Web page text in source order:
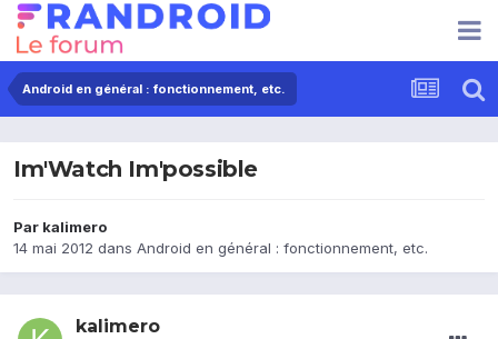
Android en général : fonctionnement, etc.
Im'Watch Im'possible
Par kalimero
14 mai 2012 dans Android en général : fonctionnement, etc.
kalimero